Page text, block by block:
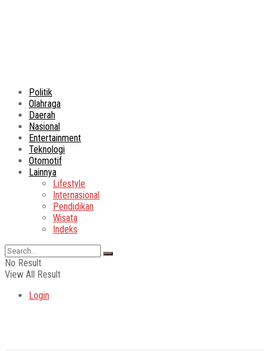
Politik
Olahraga
Daerah
Nasional
Entertainment
Teknologi
Otomotif
Lainnya
Lifestyle
Internasional
Pendidikan
Wisata
Indeks
No Result
View All Result
Login